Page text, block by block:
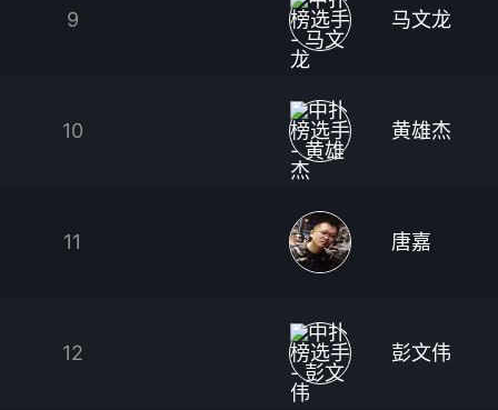
9 马文龙
10 黄雄杰
11 唐嘉
12 彭文伟